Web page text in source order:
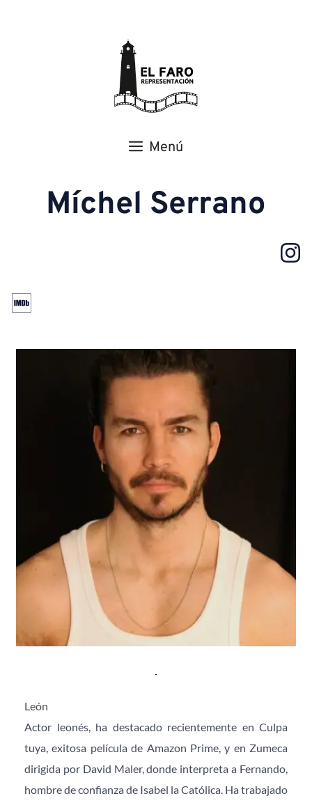
Menú
Míchel Serrano
León
Actor leonés, ha destacado recientemente en Culpa
tuya, exitosa película de Amazon Prime, y en Zumeca
dirigida por David Maler, donde interpreta a Fernando,
hombre de confianza de Isabel la Católica. Ha trabajado